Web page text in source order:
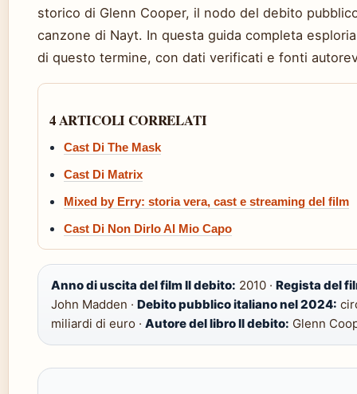
storico di Glenn Cooper, il nodo del debito
canzone di Nayt. In questa guida completa
di questo termine, con dati verificati e fonti
4 ARTICOLI CORRELATI
Cast Di The Mask
Cast Di Matrix
Mixed by Erry: storia vera, cast e streaming del film
Cast Di Non Dirlo Al Mio Capo
Anno di uscita del film Il debito: 2010 · Regista del
John Madden · Debito pubblico italiano nel 2024:
miliardi di euro · Autore del libro Il debito: Glenn